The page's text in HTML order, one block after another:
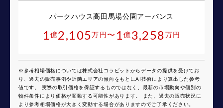
パークハウス高田馬場公園アーバンス
1億2,105万円 〜 1億3,258万円
※参考相場価格については株式会社コラビットからデータの提供を受けてお
り、過去の販売事例や近隣エリアの傾向をもとにAI技術により算出した参考
値です。 実際の取引価格を保証するものではなく、最新の市場動向や個別の
物件条件により価格が変動する可能性があります。 また、過去の販売状況に
より参考相場価格が大きく変動する場合がありますのでご了承ください。